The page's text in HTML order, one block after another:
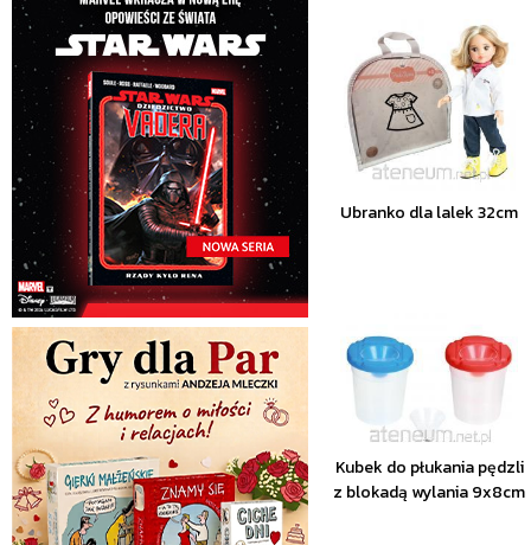
Ubranko dla lalek 32cm
Kubek do płukania pędzli
z blokadą wylania 9x8cm